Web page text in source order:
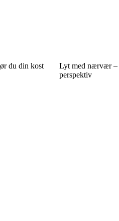
du din kost
Lyt med nærvær –
perspektiv